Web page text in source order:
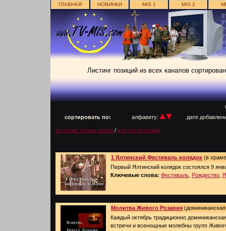
ГЛАВНАЯ НОВИНКИ MIS 1 MIS 2
Листинг позиций из всех каналов
сортировать по:
алфавиту: дате
из серии только целое / все части серий
1 Ялтинский Фестиваль колядок (в
Первый Ялтинский колядок состоялся 9
Ключевые слова: Фестиваль Рождество
Молитва Живого Розария
Каждый октябрь традиционно
встречи и всенощные молебны групп